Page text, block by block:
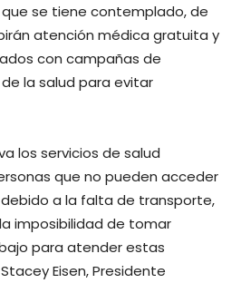
se tiene contemplado, de
atención médica gratuita y
con campañas de
la salud para evitar
los servicios de salud
que no pueden acceder
a la falta de transporte,
imposibilidad de tomar
para atender estas
Eisen, Presidente